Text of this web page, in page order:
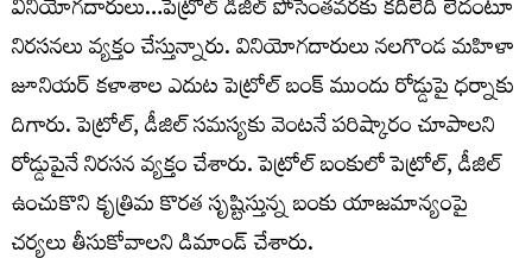
వినియోగదారులు…పెట్రోల్ డీజిల్ పోసేంతవరకు కదిలేది లేదంటూ
నిరసనలు వ్యక్తం చేస్తున్నారు. వినియోగదారులు నలగొండ మహిళా
జూనియర్ కళాశాల ఎదుట పెట్రోల్ బంక్ ముందు రోడ్డుపై ధర్నాకు
దిగారు. పెట్రోల్, డీజిల్ సమస్యకు వెంటనే పరిష్కారం చూపాలని
రోడ్డుపైనే నిరసన వ్యక్తం చేశారు. పెట్రోల్ బంకులో పెట్రోల్, డీజిల్
ఉంచుకొని కృత్రిమ కొరత సృష్టిస్తున్న బంకు యాజమాన్యంపై
చర్యలు తీసుకోవాలని డిమాండ్ చేశారు.